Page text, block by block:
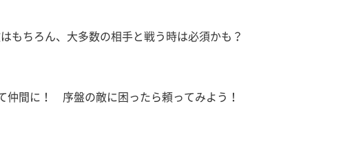
もちろん、大多数の相手と戦う時は必須かも？
仲間に！ 序盤の敵に困ったら頼ってみよう！